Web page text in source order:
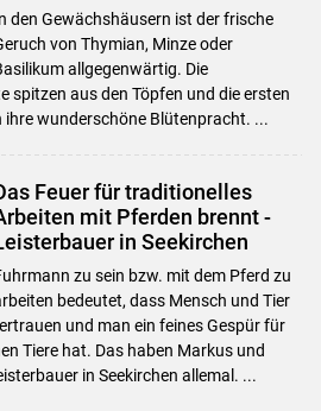
den Gewächshäusern ist der frische
von Thymian, Minze oder
allgegenwärtig. Die
spitzen aus den Töpfen und die ersten
ihre wunderschöne Blütenpracht. ...
Feuer für traditionelles
mit Pferden brennt -
in Seekirchen
zu sein bzw. mit dem Pferd zu
bedeutet, dass Mensch und Tier
und man ein feines Gespür für
Tiere hat. Das haben Markus und
in Seekirchen allemal. ...